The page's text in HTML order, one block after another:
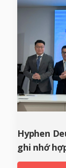
Hyphen
ghi nhớ